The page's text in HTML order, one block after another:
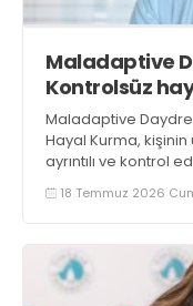
Maladaptive
Kontrolsüz
yaşamdan
Maladaptive
Hayal Kurma,
ayrıntılı ve kontrol
dalması durumudur
18 Temmuz 2026